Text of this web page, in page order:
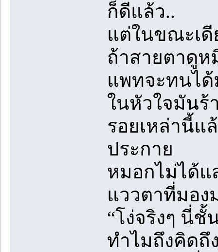
ก็ดีแล้ว..
แต่ในขณะเ
ถ้าสายตาดู
แพทจะทนไ
ในหัวใจมันร้
รอยเหล่านี้แ
ประกาย
หมอกไม่ได้แ
แววตาที่มอง
“โง่จริงๆ นี่ชั้
ทำไมถึงคิดถึ